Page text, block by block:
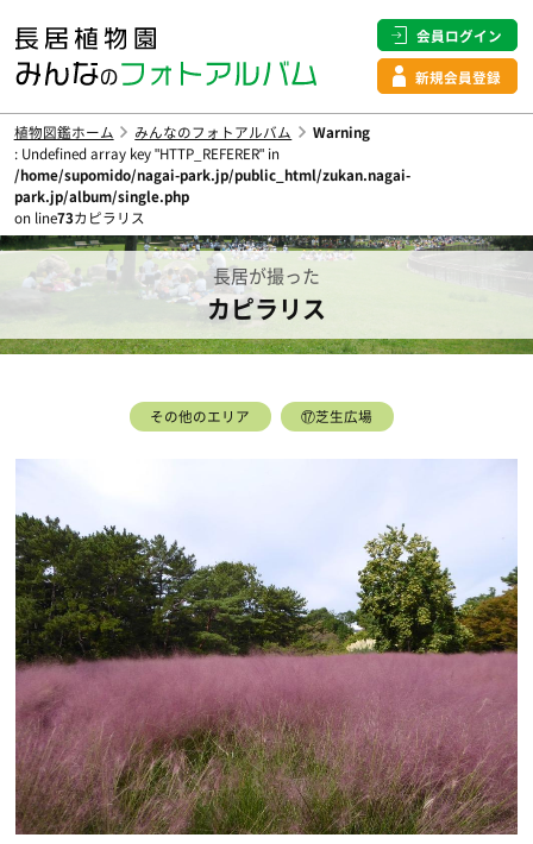
会員ログイン
新規会員登録
植物図鑑ホーム みんなのフォトアルバム
Warning
: Undefined array key "HTTP_REFERER" in
/home/supomido/nagai-park.jp/public_html/zukan.nagai-
park.jp/album/single.php
on line73カピラリス
長居が撮った
カピラリス
その他のエリア ⑰芝生広場